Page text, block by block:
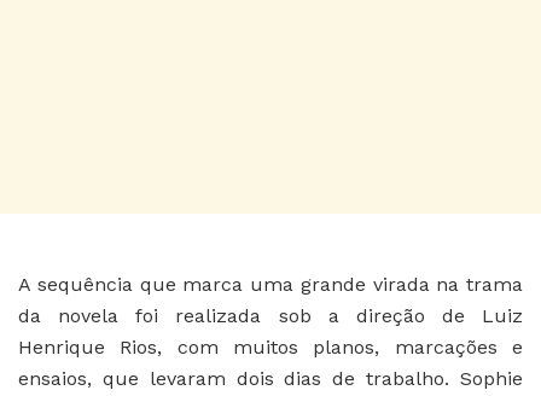
A sequência que marca uma grande virada na trama
da novela foi realizada sob a direção de Luiz
Henrique Rios, com muitos planos, marcações e
ensaios, que levaram dois dias de trabalho. Sophie